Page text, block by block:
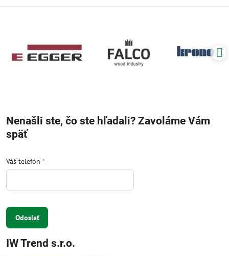
Nenašli ste, čo ste hľadali? Zavoláme Vám
späť
Váš telefón *
Odoslať
IW Trend s.r.o.